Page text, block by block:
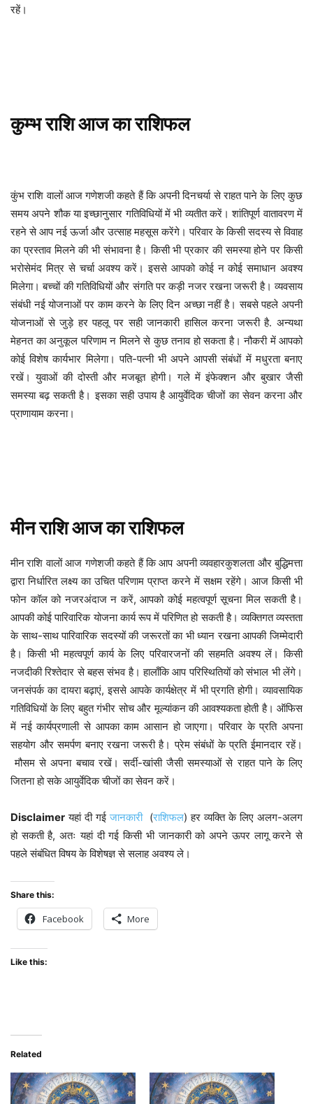
रहें।
कुम्भराशिआजकाराशिफल
कुंभ राशि वालों आज गणेशजी कहते हैं कि अपनी दिनचर्या से राहत पाने के लिए कुछ
समय अपने शौक या इच्छानुसार गतिविधियों में भी व्यतीत करें। शांतिपूर्ण वातावरण में
रहने से आप नई ऊर्जा और उत्साह महसूस करेंगे। परिवार के किसी सदस्य से विवाह
का प्रस्ताव मिलने की भी संभावना है। किसी भी प्रकार की समस्या होने पर किसी
भरोसेमंद मित्र से चर्चा अवश्य करें। इससे आपको कोई न कोई समाधान अवश्य
मिलेगा। बच्चों की गतिविधियों और संगति पर कड़ी नजर रखना जरूरी है। व्यवसाय
संबंधी नई योजनाओं पर काम करने के लिए दिन अच्छा नहीं है। सबसे पहले अपनी
योजनाओं से जुड़े हर पहलू पर सही जानकारी हासिल करना जरूरी है. अन्यथा
मेहनत का अनुकूल परिणाम न मिलने से कुछ तनाव हो सकता है। नौकरी में आपको
कोई विशेष कार्यभार मिलेगा। पति-पत्नी भी अपने आपसी संबंधों में मधुरता बनाए
रखें। युवाओं की दोस्ती और मजबूत होगी। गले में इंफेक्शन और बुखार जैसी
समस्या बढ़ सकती है। इसका सही उपाय है आयुर्वेदिक चीजों का सेवन करना और
प्राणायाम करना।
मीनराशिआजकाराशिफल
मीनराशि वालों आज गणेशजी कहते हैं कि आप अपनी व्यवहारकुशलता और बुद्धिमत्ता
द्वारा निर्धारित लक्ष्य का उचित परिणाम प्राप्त करने में सक्षम रहेंगे। आज किसी भी
फोन कॉल को नजरअंदाज न करें, आपको कोई महत्वपूर्ण सूचना मिल सकती है।
आपकी कोई पारिवारिक योजना कार्य रूप में परिणित हो सकती है। व्यक्तिगत व्यस्तता
के साथ-साथ पारिवारिक सदस्यों की जरूरतों का भी ध्यान रखना आपकी जिम्मेदारी
है। किसी भी महत्वपूर्ण कार्य के लिए परिवारजनों की सहमति अवश्य लें। किसी
नजदीकी रिश्तेदार से बहस संभव है। हालाँकि आप परिस्थितियों को संभाल भी लेंगे।
जनसंपर्क का दायरा बढ़ाएं, इससे आपके कार्यक्षेत्र में भी प्रगति होगी। व्यावसायिक
गतिविधियों के लिए बहुत गंभीर सोच और मूल्यांकन की आवश्यकता होती है। ऑफिस
में नई कार्यप्रणाली से आपका काम आसान हो जाएगा। परिवार के प्रति अपना
सहयोग और समर्पण बनाए रखना जरूरी है। प्रेम संबंधों के प्रति ईमानदार रहें।
मौसम से अपना बचाव रखें। सर्दी-खांसी जैसी समस्याओं से राहत पाने के लिए
जितना हो सके आयुर्वेदिक चीजों का सेवन करें।
Disclaimer यहां दी गईजानकारी(राशिफल) हर व्यक्ति के लिए अलग-अलग
हो सकती है, अतः यहां दी गई किसी भी जानकारी को अपने ऊपर लागू करने से
पहले संबंधित विषय के विशेषज्ञ से सलाह अवश्य ले।
Share this:
Facebook More
Like this:
Related